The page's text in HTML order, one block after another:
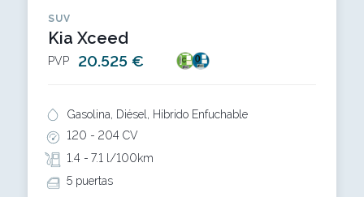
SUV
Kia Xceed
PVP 20.525 €
Gasolina, Diésel, Híbrido Enfuchable
120 - 204 CV
1.4 - 7.1 l/100km
5 puertas